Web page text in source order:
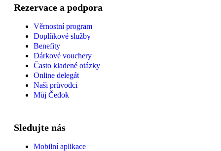
Rezervace a podpora
Věrnostní program
Doplňkové služby
Benefity
Dárkové vouchery
Často kladené otázky
Online delegát
Naši průvodci
Můj Čedok
Sledujte nás
Mobilní aplikace